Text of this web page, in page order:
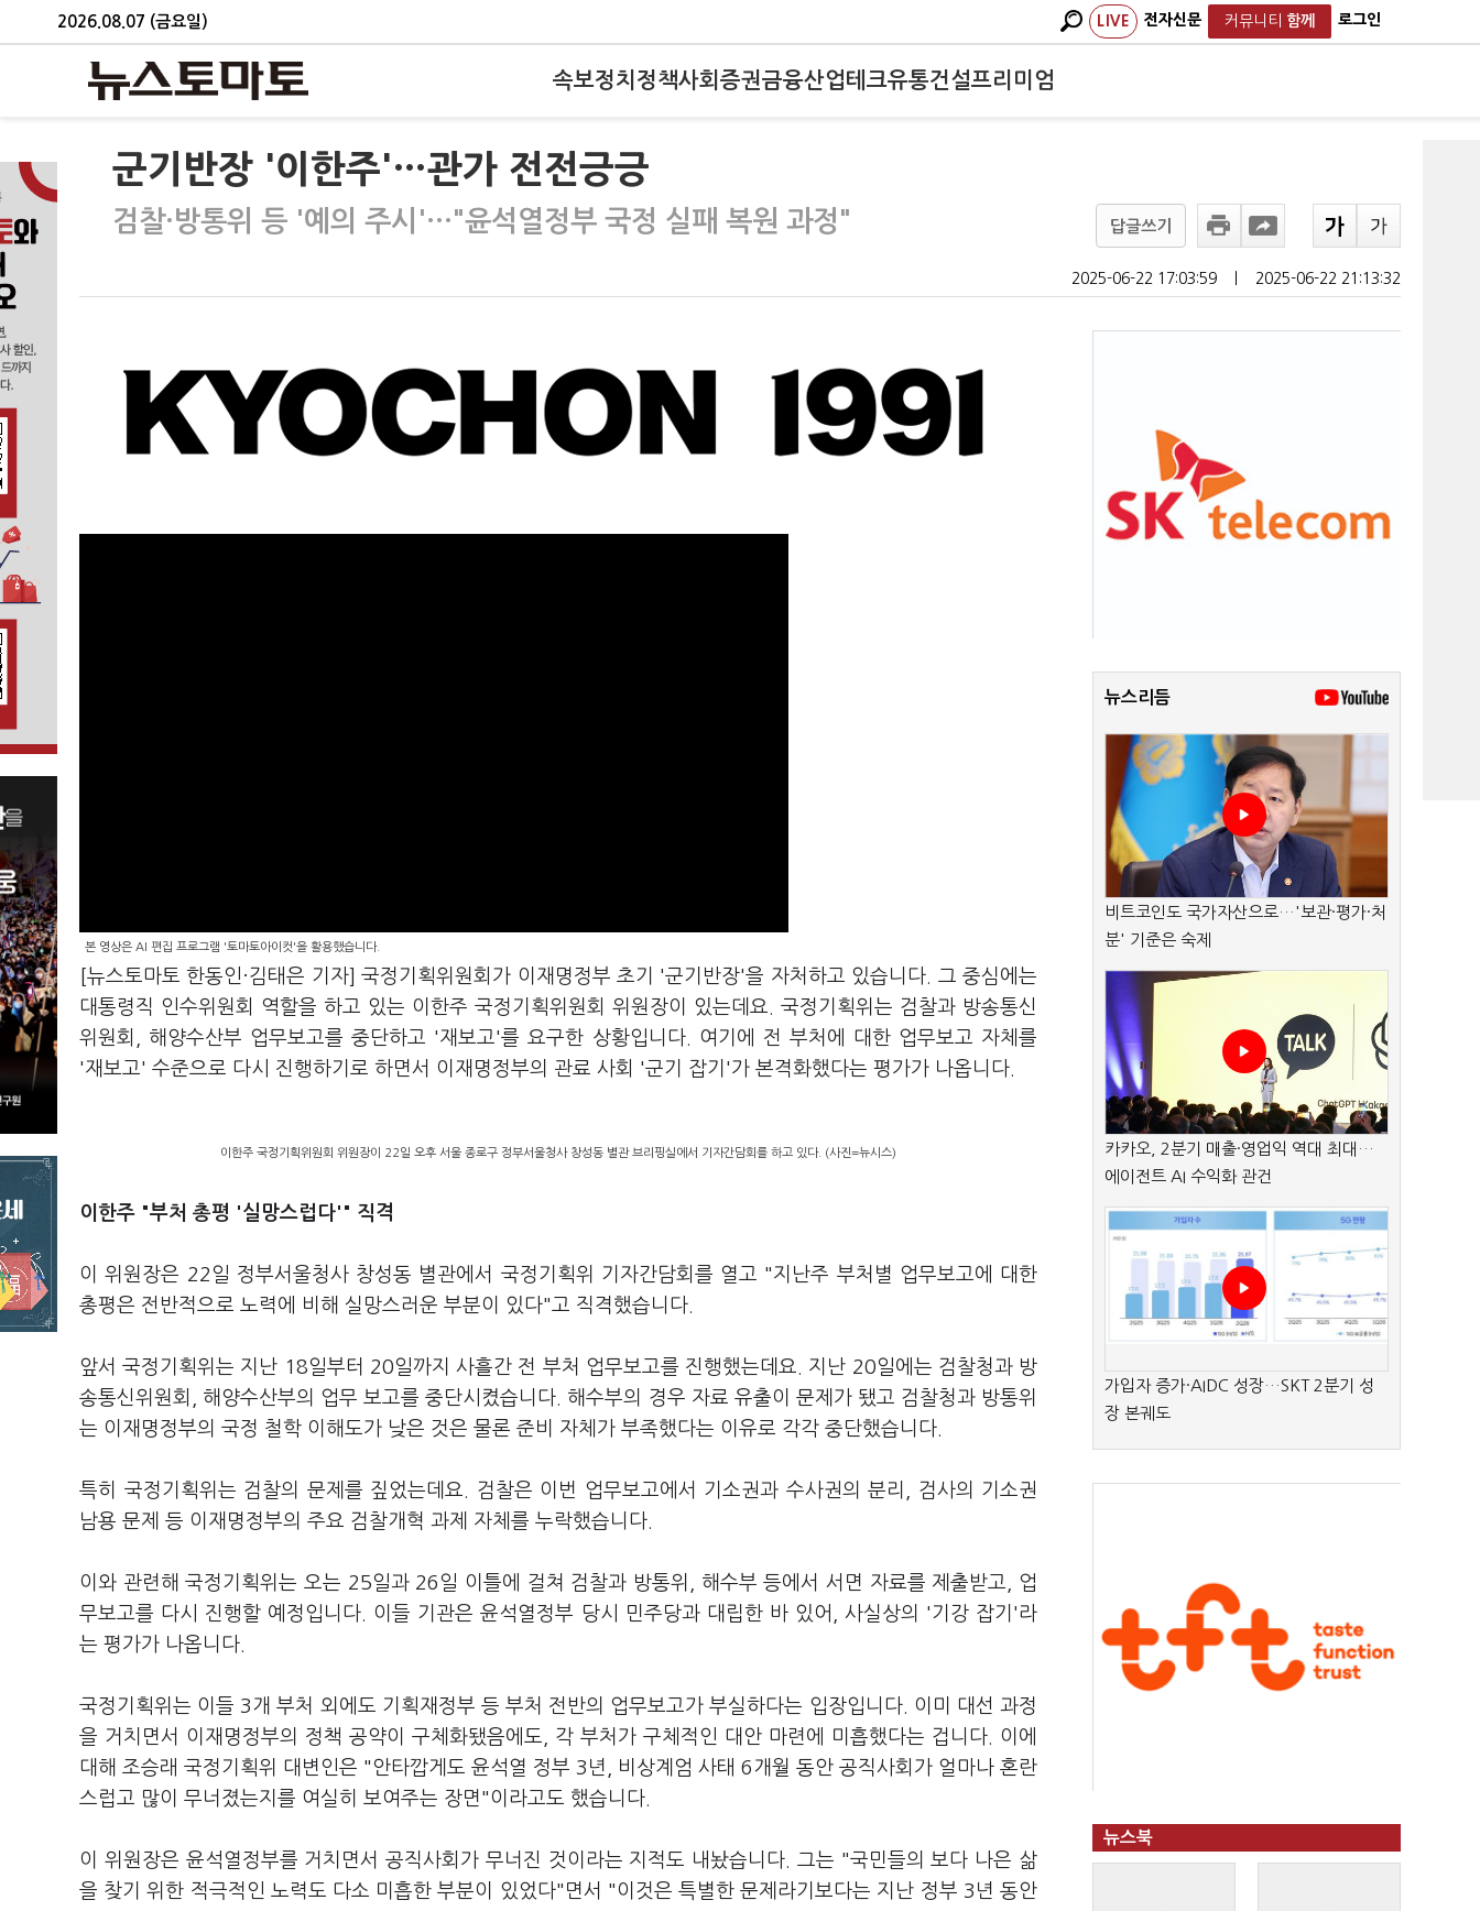
2026.08.07 (금요일) LIVE 전자신문 커뮤니티 함께 로그인
속보정치 정책사회 증권금융산업테크유통건설프리미엄
군기반장 '이한주'…관가 전전긍긍
검찰·방통위 등 '예의 주시'…"윤석열정부 국정 실패 복원 과정" 답글쓰기
2025-06-22 17:03:59 2025-06-22 21:13:32
본 영상은 AI 편집 프로그램 '토마토아이컷'을 활용했습니다.
[뉴스토마토 한동인·김태은 기자] 국정기획위원회가 이재명정부 초기 '군기반장'을 자처하고 있습니다. 그 중심에는
대통령직 인수위원회 역할을 하고 있는 이한주 국정기획위원회 위원장이 있는데요. 국정기획위는 검찰과 방송통신
위원회, 해양수산부 업무보고를 중단하고 '재보고'를 요구한 상황입니다. 여기에 전 부처에 대한 업무보고 자체를
'재보고' 수준으로 다시 진행하기로 하면서 이재명정부의 관료 사회 '군기 잡기'가 본격화했다는 평가가 나옵니다.
이한주 국정기획위원회 위원장이 22일 오후 서울 종로구 정부서울청사 창성동 별관 브리핑실에서 기자간담회를 하고 있다. (사진=뉴시스)
이한주 "부처 총평 '실망스럽다'" 직격
이 위원장은 22일 정부서울청사 창성동 별관에서 국정기획위 기자간담회를 열고 "지난주 부처별 업무보고에 대한
총평은 전반적으로 노력에 비해 실망스러운 부분이 있다"고 직격했습니다.
앞서 국정기획위는 지난 18일부터 20일까지 사흘간 전 부처 업무보고를 진행했는데요. 지난 20일에는 검찰청과 방
송통신위원회, 해양수산부의 업무 보고를 중단시켰습니다. 해수부의 경우 자료 유출이 문제가 됐고 검찰청과 방통위
는 이재명정부의 국정 철학 이해도가 낮은 것은 물론 준비 자체가 부족했다는 이유로 각각 중단했습니다.
특히 국정기획위는 검찰의 문제를 짚었는데요. 검찰은 이번 업무보고에서 기소권과 수사권의 분리, 검사의 기소권
남용 문제 등 이재명정부의 주요 검찰개혁 과제 자체를 누락했습니다.
이와 관련해 국정기획위는 오는 25일과 26일 이틀에 걸쳐 검찰과 방통위, 해수부 등에서 서면 자료를 제출받고, 업
무보고를 다시 진행할 예정입니다. 이들 기관은 윤석열정부 당시 민주당과 대립한 바 있어, 사실상의 '기강 잡기'라
는 평가가 나옵니다.
국정기획위는 이들 3개 부처 외에도 기획재정부 등 부처 전반의 업무보고가 부실하다는 입장입니다. 이미 대선 과정
을 거치면서 이재명정부의 정책 공약이 구체화됐음에도, 각 부처가 구체적인 대안 마련에 미흡했다는 겁니다. 이에
대해 조승래 국정기획위 대변인은 "안타깝게도 윤석열 정부 3년, 비상계엄 사태 6개월 동안 공직사회가 얼마나 혼란
스럽고 많이 무너졌는지를 여실히 보여주는 장면"이라고도 했습니다.
이 위원장은 윤석열정부를 거치면서 공직사회가 무너진 것이라는 지적도 내놨습니다. 그는 "국민들의 보다 나은 삶
을 찾기 위한 적극적인 노력도 다소 미흡한 부분이 있었다"면서 "이것은 특별한 문제라기보다는 지난 정부 3년 동안
뉴스리듬
비트코인도 국가자산으로…'보관·평가·처
분' 기준은 숙제
카카오, 2분기 매출·영업익 역대 최대…
에이전트 AI 수익화 관건
가입자 증가·AIDC 성장…SKT 2분기 성
장 본궤도
뉴스북